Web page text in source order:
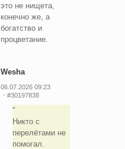
это не нищета,
конечно же, а
богатство и
процветание.
Wesha
06.07.2026 09:23
#30197838
Никто с
перелётами не
помогал.